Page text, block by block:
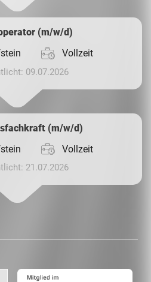
(m/w/d)
Vollzeit
09.07.2026
(m/w/d)
Vollzeit
21.07.2026